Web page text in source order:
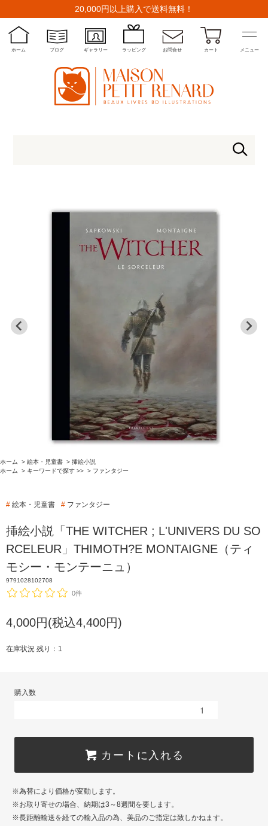
20,000円以上購入で送料無料！
ホーム ブログ ギャラリー ラッピング お問合せ カート メニュー
ホーム > 絵本・児童書 > 挿絵小説
ホーム
> キーワードで探す >> > ファンタジー
# 絵本・児童書 # ファンタジー
挿絵小説「THE WITCHER ; L'UNIVERS DU SO
RCELEUR」THIMOTH?E MONTAIGNE（ティ
モシー・モンテーニュ）
9791028102708
0件
4,000円(税込4,400円)
在庫状況 残り：1
購入数
カートに入れる
※為替により価格が変動します。
※お取り寄せの場合、納期は3～8週間を要します。
※長距離輸送を経ての輸入品の為、美品のご指定は致しかねます。